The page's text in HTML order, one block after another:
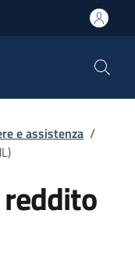
e assistenza /
reddito